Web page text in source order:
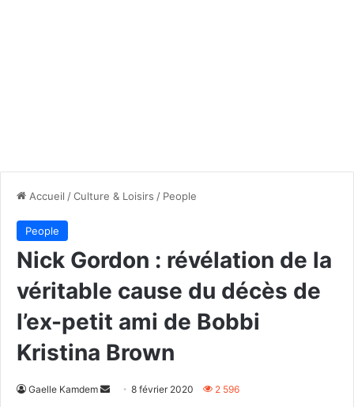
Accueil /Culture & Loisirs / People
People
Nick Gordon : révélation de la
véritable cause du décès de
l’ex-petit ami de Bobbi
Kristina Brown
Gaelle Kamdem
Envoyer8 février 2020 2 596